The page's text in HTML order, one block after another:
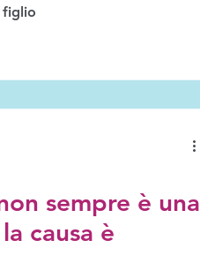
figlio
sempre è una
causa è